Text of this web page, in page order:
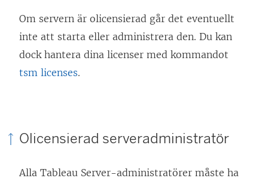
Om servern är olicensierad går det eventuellt
inte att starta eller administrera den. Du kan
dock hantera dina licenser med kommandot
tsm licenses.
Olicensierad serveradministratör
Alla Tableau Server-administratörer måste ha